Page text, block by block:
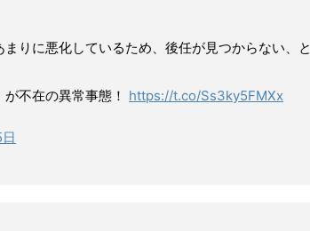
りに悪化しているため、後任が見つからない、と
不在の異常事態！ https://t.co/Ss3ky5FMXx